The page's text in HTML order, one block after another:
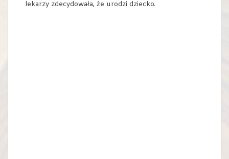
lekarzy zdecydowała, że urodzi dziecko.